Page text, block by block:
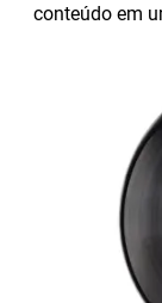
conteúdo em